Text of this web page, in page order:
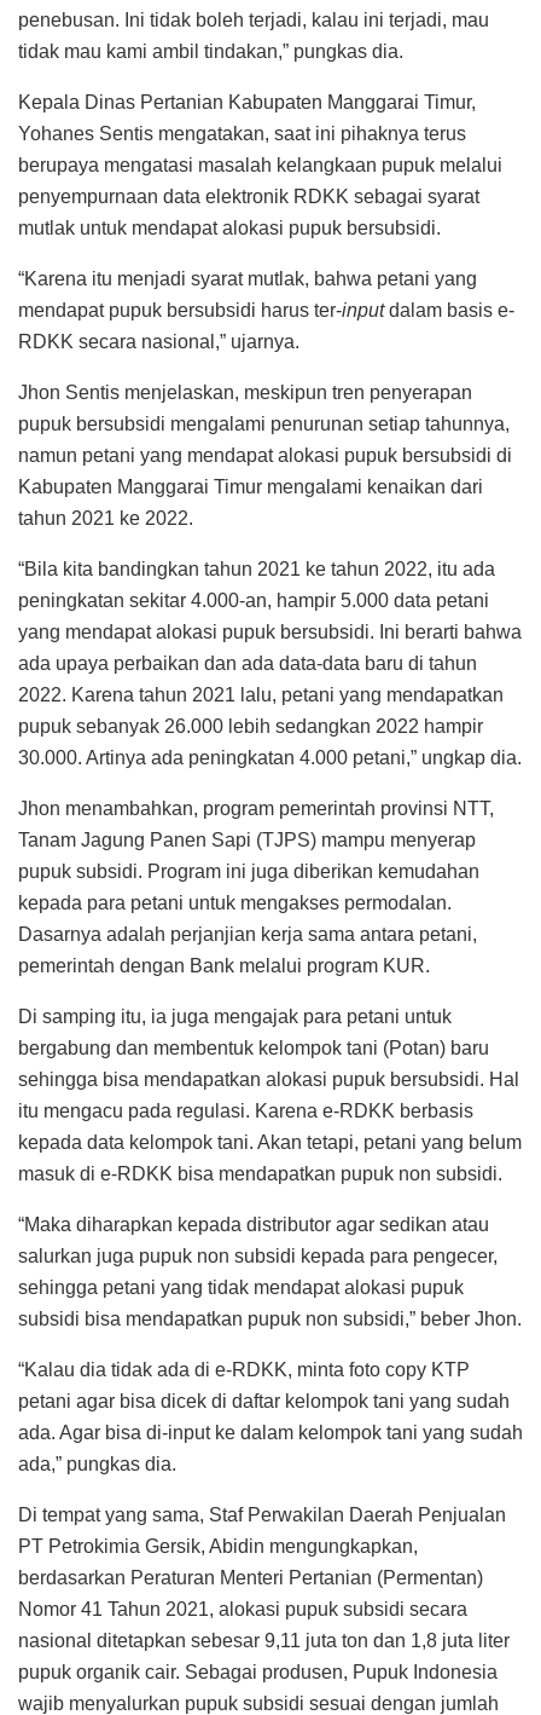
penebusan. Ini tidak boleh terjadi, kalau ini terjadi, mau
tidak mau kami ambil tindakan,” pungkas dia.
Kepala Dinas Pertanian Kabupaten Manggarai Timur,
Yohanes Sentis mengatakan, saat ini pihaknya terus
berupaya mengatasi masalah kelangkaan pupuk melalui
penyempurnaan data elektronik RDKK sebagai syarat
mutlak untuk mendapat alokasi pupuk bersubsidi.
“Karena itu menjadi syarat mutlak, bahwa petani yang
mendapat pupuk bersubsidi harus ter-inputdalam basis e-
RDKK secara nasional,” ujarnya.
Jhon Sentis menjelaskan, meskipun tren penyerapan
pupuk bersubsidi mengalami penurunan setiap tahunnya,
namun petani yang mendapat alokasi pupuk bersubsidi di
Kabupaten Manggarai Timur mengalami kenaikan dari
tahun 2021 ke 2022.
“Bila kita bandingkan tahun 2021 ke tahun 2022, itu ada
peningkatan sekitar 4.000-an, hampir 5.000 data petani
yang mendapat alokasi pupuk bersubsidi. Ini berarti bahwa
ada upaya perbaikan dan ada data-data baru di tahun
2022. Karena tahun 2021 lalu, petani yang mendapatkan
pupuk sebanyak 26.000 lebih sedangkan 2022 hampir
30.000. Artinya ada peningkatan 4.000 petani,” ungkap dia.
Jhon menambahkan, program pemerintah provinsi NTT,
Tanam Jagung Panen Sapi (TJPS) mampu menyerap
pupuk subsidi. Program ini juga diberikan kemudahan
kepada para petani untuk mengakses permodalan.
Dasarnya adalah perjanjian kerja sama antara petani,
pemerintah dengan Bank melalui program KUR.
Di samping itu, ia juga mengajak para petani untuk
bergabung dan membentuk kelompok tani (Potan) baru
sehingga bisa mendapatkan alokasi pupuk bersubsidi. Hal
itu mengacu pada regulasi. Karena e-RDKK berbasis
kepada data kelompok tani. Akan tetapi, petani yang belum
masuk di e-RDKK bisa mendapatkan pupuk non subsidi.
“Maka diharapkan kepada distributor agar sedikan atau
salurkan juga pupuk non subsidi kepada para pengecer,
sehingga petani yang tidak mendapat alokasi pupuk
subsidi bisa mendapatkan pupuk non subsidi,” beber Jhon.
“Kalau dia tidak ada di e-RDKK, minta foto copy KTP
petani agar bisa dicek di daftar kelompok tani yang sudah
ada. Agar bisa di-input ke dalam kelompok tani yang sudah
ada,” pungkas dia.
Di tempat yang sama, Staf Perwakilan Daerah Penjualan
PT Petrokimia Gersik, Abidin mengungkapkan,
berdasarkan Peraturan Menteri Pertanian (Permentan)
Nomor 41 Tahun 2021, alokasi pupuk subsidi secara
nasional ditetapkan sebesar 9,11 juta ton dan 1,8 juta liter
pupuk organik cair. Sebagai produsen, Pupuk Indonesia
wajib menyalurkan pupuk subsidi sesuai dengan jumlah